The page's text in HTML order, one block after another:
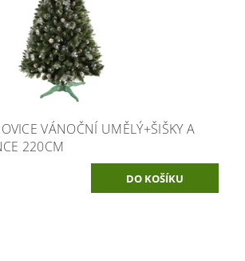
VÁNOČNÍ UMĚLÝ+ŠIŠKY A
220CM